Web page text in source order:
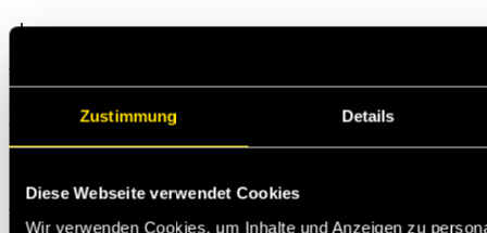
Zustimmung Details
Diese Webseite verwendet Cookies
Wir verwenden Cookies, um Inhalte und Anzeigen zu
Wie komme ich an die Produkte?
Unsere Produkte bekommst du exklusiv bei der Werkstatt und dem
WM-Verkaufshaus deines Vertrauens.
Was ist das Besondere an masteroil Produkten?